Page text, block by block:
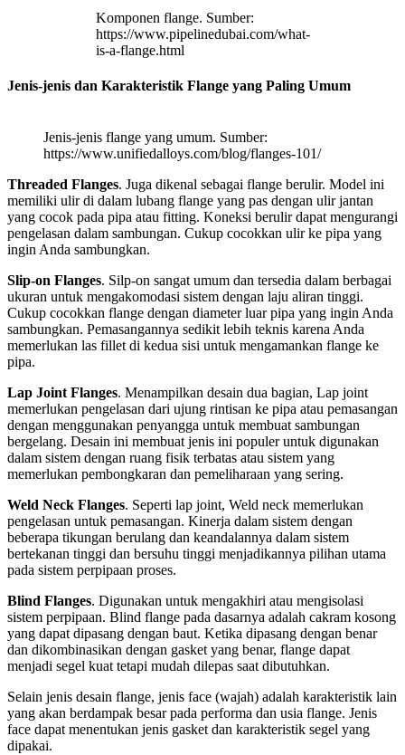
Komponen flange. Sumber:
https://www.pipelinedubai.com/what-
is-a-flange.html
Jenis-jenis dan Karakteristik Flange yang Paling Umum
Jenis-jenis flange yang umum. Sumber:
https://www.unifiedalloys.com/blog/flanges-101/
Threaded Flanges. Juga dikenal sebagai flange berulir. Model ini
memiliki ulir di dalam lubang flange yang pas dengan ulir jantan
yang cocok pada pipa atau fitting. Koneksi berulir dapat mengurangi
pengelasan dalam sambungan. Cukup cocokkan ulir ke pipa yang
ingin Anda sambungkan.
Slip-on Flanges. Silp-on sangat umum dan tersedia dalam berbagai
ukuran untuk mengakomodasi sistem dengan laju aliran tinggi.
Cukup cocokkan flange dengan diameter luar pipa yang ingin Anda
sambungkan. Pemasangannya sedikit lebih teknis karena Anda
memerlukan las fillet di kedua sisi untuk mengamankan flange ke
pipa.
Lap Joint Flanges. Menampilkan desain dua bagian, Lap joint
memerlukan pengelasan dari ujung rintisan ke pipa atau pemasangan
dengan menggunakan penyangga untuk membuat sambungan
bergelang. Desain ini membuat jenis ini populer untuk digunakan
dalam sistem dengan ruang fisik terbatas atau sistem yang
memerlukan pembongkaran dan pemeliharaan yang sering.
Weld Neck Flanges. Seperti lap joint, Weld neck memerlukan
pengelasan untuk pemasangan. Kinerja dalam sistem dengan
beberapa tikungan berulang dan keandalannya dalam sistem
bertekanan tinggi dan bersuhu tinggi menjadikannya pilihan utama
pada sistem perpipaan proses.
Blind Flanges. Digunakan untuk mengakhiri atau mengisolasi
sistem perpipaan. Blind flange pada dasarnya adalah cakram kosong
yang dapat dipasang dengan baut. Ketika dipasang dengan benar
dan dikombinasikan dengan gasket yang benar, flange dapat
menjadi segel kuat tetapi mudah dilepas saat dibutuhkan.
Selain jenis desain flange, jenis face (wajah) adalah karakteristik lain
yang akan berdampak besar pada performa dan usia flange. Jenis
face dapat menentukan jenis gasket dan karakteristik segel yang
dipakai.